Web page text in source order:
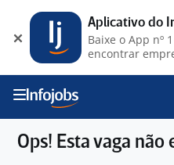
Ops! Esta vaga
Aplicativo do
Baixe o App nº
encontrar